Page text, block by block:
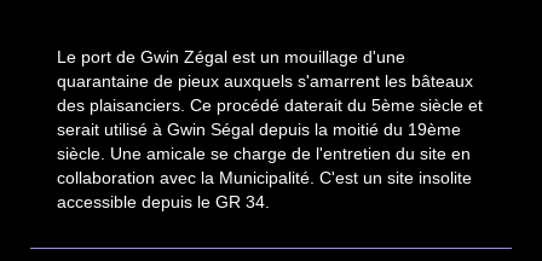
Le port de Gwin Zégal est un mouillage d'une
quarantaine de pieux auxquels s'amarrent les bâteaux
des plaisanciers. Ce procédé daterait du 5ème siècle et
serait utilisé à Gwin Ségal depuis la moitié du 19ème
siècle. Une amicale se charge de l'entretien du site en
collaboration avec la Municipalité. C'est un site insolite
accessible depuis le GR 34.